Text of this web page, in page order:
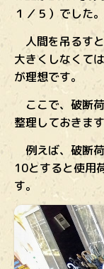
１／５）でした。
人間を吊るす
大きくしなくて
が理想です。
ここで、破断
整理しておきます
例えば、破断
10とすると使用
す。